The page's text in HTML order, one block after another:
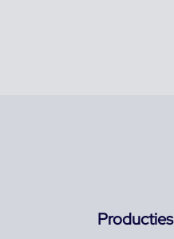
Producties